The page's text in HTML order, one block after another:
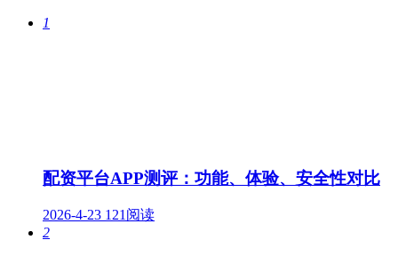
1
配资平台APP测评：功能、体验、安全性对比
2026-4-23 121阅读
2